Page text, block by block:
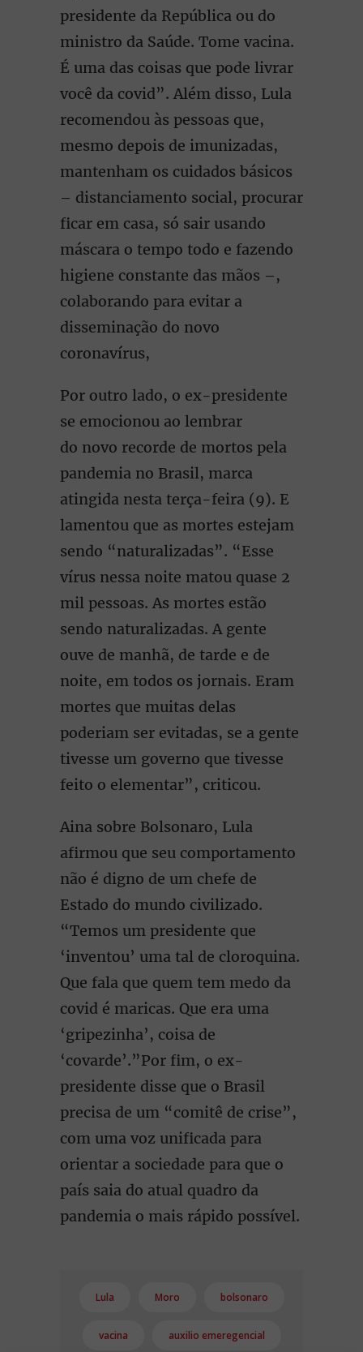
presidente da República ou do
ministro da Saúde. Tome vacina.
É uma das coisas que pode livrar
você da covid”. Além disso, Lula
recomendou às pessoas que,
mesmo depois de imunizadas,
mantenham os cuidados básicos
– distanciamento social, procurar
ficar em casa, só sair usando
máscara o tempo todo e fazendo
higiene constante das mãos –,
colaborando para evitar a
disseminação do novo
coronavírus,
Por outro lado, o ex-presidente
se emocionou ao lembrar
do novo recorde de mortos pela
pandemia no Brasil, marca
atingida nesta terça-feira (9). E
lamentou que as mortes estejam
sendo “naturalizadas”. “Esse
vírus nessa noite matou quase 2
mil pessoas. As mortes estão
sendo naturalizadas. A gente
ouve de manhã, de tarde e de
noite, em todos os jornais. Eram
mortes que muitas delas
poderiam ser evitadas, se a gente
tivesse um governo que tivesse
feito o elementar”, criticou.
Aina sobre Bolsonaro, Lula
afirmou que seu comportamento
não é digno de um chefe de
Estado do mundo civilizado.
“Temos um presidente que
‘inventou’ uma tal de cloroquina.
Que fala que quem tem medo da
covid é maricas. Que era uma
‘gripezinha’, coisa de
‘covarde’.”Por fim, o ex-
presidente disse que o Brasil
precisa de um “comitê de crise”,
com uma voz unificada para
orientar a sociedade para que o
país saia do atual quadro da
pandemia o mais rápido possível.
Lula Moro bolsonaro
vacina auxilio emeregencial